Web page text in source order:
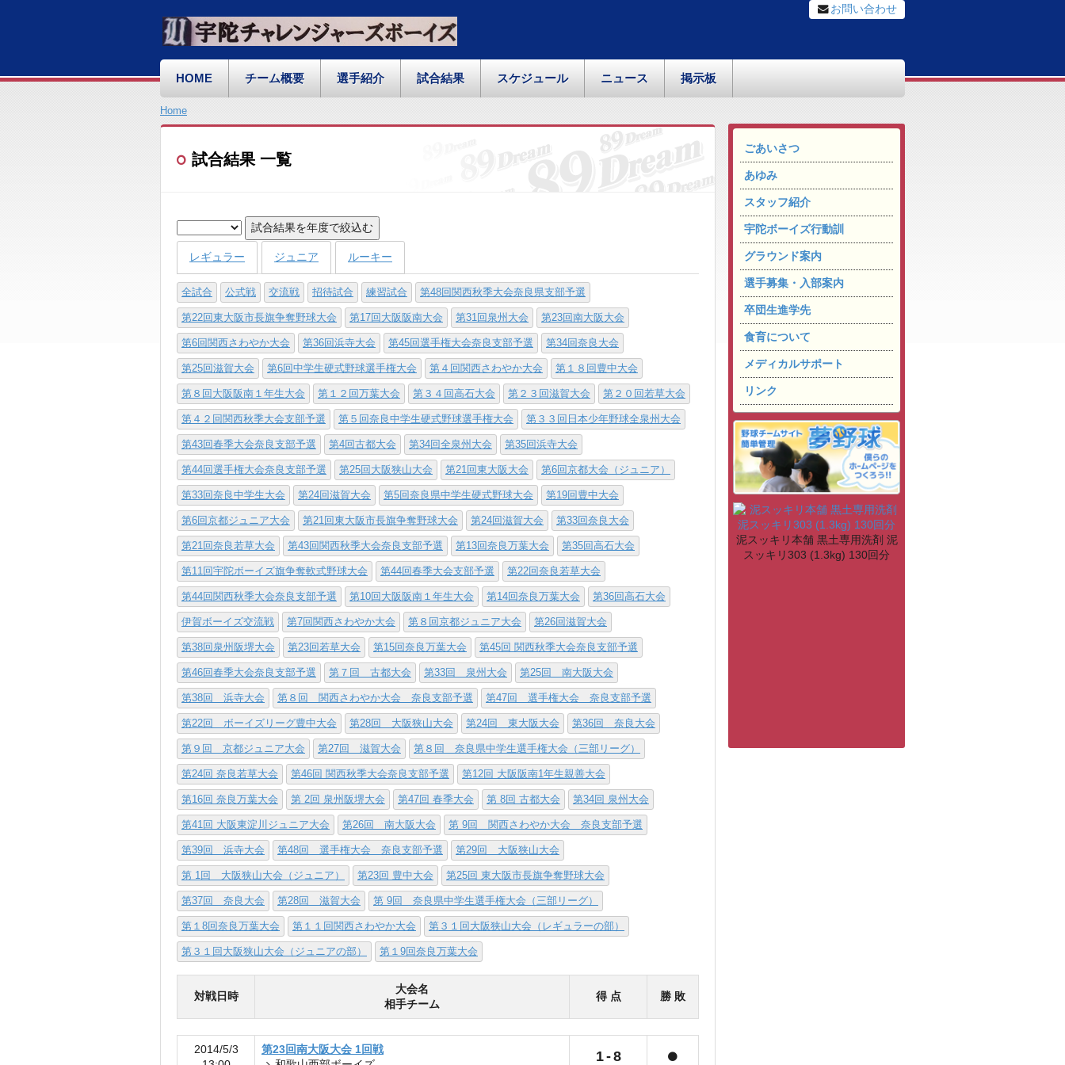
お問い合わせ
HOME チーム概要 選手紹介 試合結果 スケジュール ニュース 掲示板
ごあいさつ
あゆみ
スタッフ紹介
宇陀ボーイズ行動訓
グラウンド案内
選手募集・入部案内
卒団生進学先
食育について
メディカルサポート
リンク
泥スッキリ本舗 黒土専用洗剤 泥
スッキリ303 (1.3kg) 130回分
Home
試合結果 一覧
試合結果を年度で絞込む
レギュラー ジュニア ルーキー
全試合 公式戦 交流戦 招待試合 練習試合 第48回関西秋季大会奈良県支部予選
第22回東大阪市長旗争奪野球大会 第17回大阪阪南大会 第31回泉州大会 第23回南大阪大会
第6回関西さわやか大会 第36回浜寺大会 第45回選手権大会奈良支部予選 第34回奈良大会
第25回滋賀大会 第6回中学生硬式野球選手権大会 第４回関西さわやか大会 第１８回豊中大会
第８回大阪阪南１年生大会 第１２回万葉大会 第３４回高石大会 第２３回滋賀大会 第２０回若草大会
第４２回関西秋季大会支部予選 第５回奈良中学生硬式野球選手権大会 第３３回日本少年野球全泉州大会
第43回春季大会奈良支部予選 第4回古都大会 第34回全泉州大会 第35回浜寺大会
第44回選手権大会奈良支部予選 第25回大阪狭山大会 第21回東大阪大会 第6回京都大会（ジュニア）
第33回奈良中学生大会 第24回滋賀大会 第5回奈良県中学生硬式野球大会 第19回豊中大会
第6回京都ジュニア大会 第21回東大阪市長旗争奪野球大会 第24回滋賀大会 第33回奈良大会
第21回奈良若草大会 第43回関西秋季大会奈良支部予選 第13回奈良万葉大会 第35回高石大会
第11回宇陀ボーイズ旗争奪軟式野球大会 第44回春季大会支部予選 第22回奈良若草大会
第44回関西秋季大会奈良支部予選 第10回大阪阪南１年生大会 第14回奈良万葉大会 第36回高石大会
伊賀ボーイズ交流戦 第7回関西さわやか大会 第８回京都ジュニア大会 第26回滋賀大会
第38回泉州阪堺大会 第23回若草大会 第15回奈良万葉大会 第45回 関西秋季大会奈良支部予選
第46回春季大会奈良支部予選 第７回 古都大会 第33回 泉州大会 第25回 南大阪大会
第38回 浜寺大会 第８回 関西さわやか大会 奈良支部予選 第47回 選手権大会 奈良支部予選
第22回 ボーイズリーグ豊中大会 第28回 大阪狭山大会 第24回 東大阪大会 第36回 奈良大会
第９回 京都ジュニア大会 第27回 滋賀大会 第８回 奈良県中学生選手権大会（三部リーグ）
第24回 奈良若草大会 第46回 関西秋季大会奈良支部予選 第12回 大阪阪南1年生親善大会
第16回 奈良万葉大会 第 2回 泉州阪堺大会 第47回 春季大会 第 8回 古都大会 第34回 泉州大会
第41回 大阪東淀川ジュニア大会 第26回 南大阪大会 第 9回 関西さわやか大会 奈良支部予選
第39回 浜寺大会 第48回 選手権大会 奈良支部予選 第29回 大阪狭山大会
第 1回 大阪狭山大会（ジュニア） 第23回 豊中大会 第25回 東大阪市長旗争奪野球大会
第37回 奈良大会 第28回 滋賀大会 第 9回 奈良県中学生選手権大会（三部リーグ）
第１8回奈良万葉大会 第１１回関西さわやか大会 第３１回大阪狭山大会（レギュラーの部）
第３１回大阪狭山大会（ジュニアの部） 第１9回奈良万葉大会
対戦日時
大会名
相手チーム
得 点 勝 敗
2014/5/3
第23回南大阪大会 1回戦
1-8